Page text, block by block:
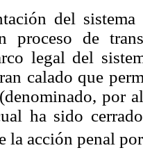
del
proceso de
legal del
calado que
por
ha sido
la acción penal